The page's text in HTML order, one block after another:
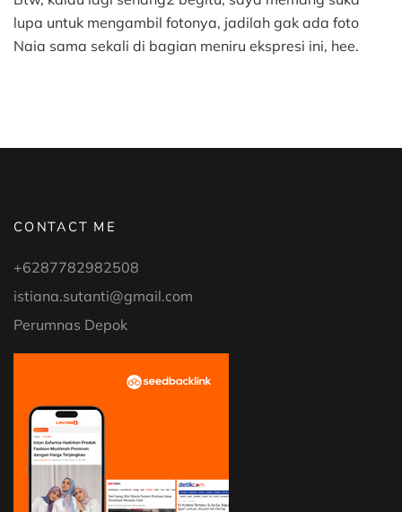
lupa untuk mengambil fotonya, jadilah gak ada foto
Naia sama sekali di bagian meniru ekspresi ini, hee.
CONTACT ME
+6287782982508
istiana.sutanti@gmail.com
Perumnas Depok